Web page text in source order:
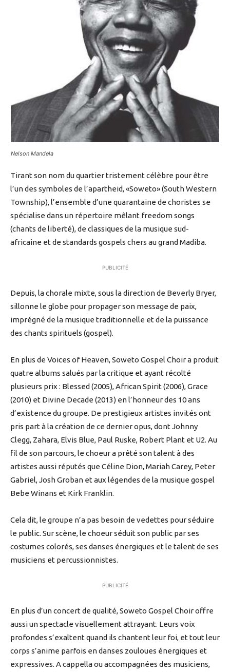
Nelson Mandela
Tirant son nom du quartier tristement célèbre pour être
l’un des symboles de l’apartheid, «Soweto» (South Western
Township), l’ensemble d’une quarantaine de choristes se
spécialise dans un répertoire mêlant freedom songs
(chants de liberté), de classiques de la musique sud-
africaine et de standards gospels chers au grand Madiba.
PUBLICITÉ
Depuis, la chorale mixte, sous la direction de Beverly Bryer,
sillonne le globe pour propager son message de paix,
imprégné de la musique traditionnelle et de la puissance
des chants spirituels (gospel).
En plus de Voices of Heaven, Soweto Gospel Choir a produit
quatre albums salués par la critique et ayant récolté
plusieurs prix : Blessed (2005), African Spirit (2006), Grace
(2010) et Divine Decade (2013) en l’honneur des 10 ans
d’existence du groupe. De prestigieux artistes invités ont
pris part à la création de ce dernier opus, dont Johnny
Clegg, Zahara, Elvis Blue, Paul Ruske, Robert Plant et U2. Au
fil de son parcours, le choeur a prêté son talent à des
artistes aussi réputés que Céline Dion, Mariah Carey, Peter
Gabriel, Josh Groban et aux légendes de la musique gospel
Bebe Winans et Kirk Franklin.
Cela dit, le groupe n’a pas besoin de vedettes pour séduire
le public. Sur scène, le choeur séduit son public par ses
costumes colorés, ses danses énergiques et le talent de ses
musiciens et percussionnistes.
PUBLICITÉ
En plus d’un concert de qualité, Soweto Gospel Choir offre
aussi un spectacle visuellement attrayant. Leurs voix
profondes s’exaltent quand ils chantent leur foi, et tout leur
corps s’anime parfois en danses zouloues énergiques et
expressives. A cappella ou accompagnées des musiciens,